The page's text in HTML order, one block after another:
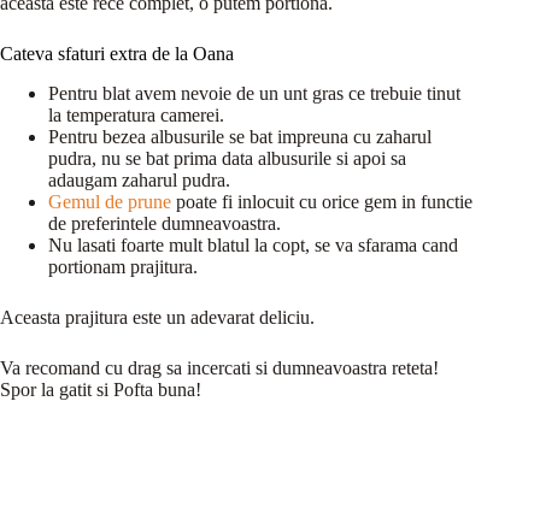
Cateva sfaturi extra de la Oana
Pentru blat avem nevoie de un unt gras ce trebuie tinut
la temperatura camerei.
Pentru bezea albusurile se bat impreuna cu zaharul
pudra, nu se bat prima data albusurile si apoi sa
adaugam zaharul pudra.
Gemul de prune poate fi inlocuit cu orice gem in functie
de preferintele dumneavoastra.
Nu lasati foarte mult blatul la copt, se va sfarama cand
portionam prajitura.
Aceasta prajitura este un adevarat deliciu.
Va recomand cu drag sa incercati si dumneavoastra reteta!
Spor la gatit si Pofta buna!